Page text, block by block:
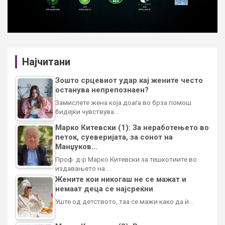
Најчитани
Зошто срцевиот удар кај жените често
останува непрепознаен?
Замислете жена која доаѓа во брза помош
бидејќи чувствува…
Марко Китевски (1): За неработењето во
петок, суеверијата, за сонот на
Манџуков…
Проф. д-р Марко Китевски за тешкотиите во
издавањето на…
Жените кои никогаш не се мажат и
немаат деца се најсреќни
Уште од детството, таа се мажи како да ѝ…